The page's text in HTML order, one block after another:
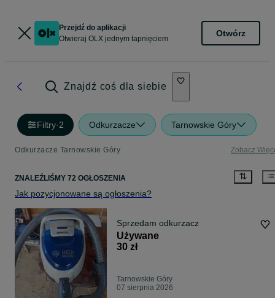
Przejdź do aplikacji
Otwieraj OLX jednym tapnięciem
Otwórz
Znajdź coś dla siebie
Filtry·2 Odkurzacze Tarnowskie Góry
Odkurzacze Tarnowskie Góry Zobacz
ZNALEŹLIŚMY 72 OGŁOSZENIA
Jak pozycjonowane są ogłoszenia?
Sprzedam odkurzacz
Używane
30 zł
Tarnowskie Góry
07 sierpnia 2026